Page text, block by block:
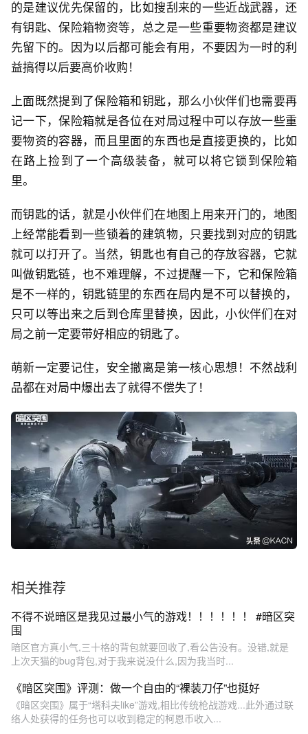
的是建议优先保留的，比如搜刮来的一些近战武器，还
有钥匙、保险箱物资等，总之是一些重要物资都是建议
先留下的。因为以后都可能会有用，不要因为一时的利
益搞得以后要高价收购！
上面既然提到了保险箱和钥匙，那么小伙伴们也需要再
记一下，保险箱就是各位在对局过程中可以存放一些重
要物资的容器，而且里面的东西也是直接更换的，比如
在路上捡到了一个高级装备，就可以将它锁到保险箱
里。
而钥匙的话，就是小伙伴们在地图上用来开门的，地图
上经常能看到一些锁着的建筑物，只要找到对应的钥匙
就可以打开了。当然，钥匙也有自己的存放容器，它就
叫做钥匙链，也不难理解，不过提醒一下，它和保险箱
是不一样的，钥匙链里的东西在局内是不可以替换的，
只可以等出来之后到仓库里替换，因此，小伙伴们在对
局之前一定要带好相应的钥匙了。
萌新一定要记住，安全撤离是第一核心思想！不然战利
品都在对局中爆出去了就得不偿失了！
相关推荐
不得不说暗区是我见过最小气的游戏！！！！！！ #暗区突
围
暗区官方真小气,三十格的背包就要回收了,看公告没有。没错,就是
上次天猫的bug背包,对于我来说没什么,因为我当时...
《暗区突围》评测：做一个自由的“裸装刀仔”也挺好
《暗区突围》属于“塔科夫like”游戏,相比传统枪战游戏...此外通过联
络人处获得的任务也可以收到稳定的柯恩币收入...